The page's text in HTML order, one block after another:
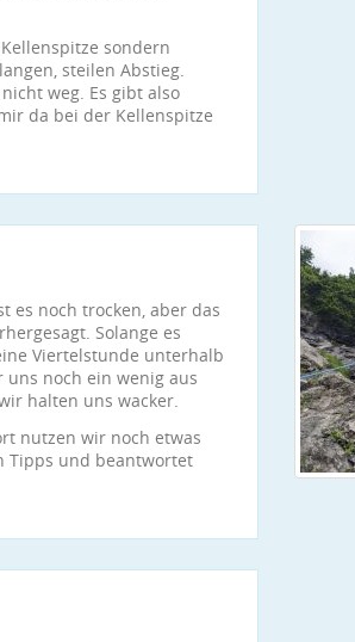
sondern
steilen Abstieg.
weg. Es gibt also
da bei der Kellenspitze
es noch trocken, aber das
Solange es
Viertelstunde unterhalb
noch ein wenig aus
halten uns wacker.
nutzen wir noch etwas
Tipps und beantwortet